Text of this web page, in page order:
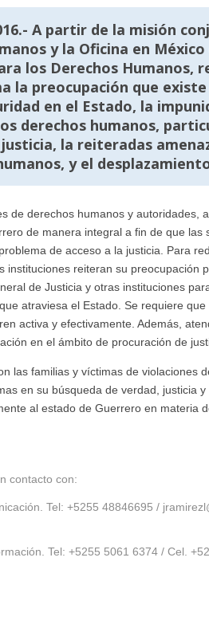
A partir de la misión
y la Oficina en
los Derechos Humanos,
la preocupación que
en el Estado, la
derechos humanos,
la reiteradas
y el
de derechos humanos y autoridades,
de manera integral a fin de que las
de acceso a la justicia. Para
reiteran su preocupación
de Justicia y otras instituciones
atraviesa el Estado. Se requiere
activa y efectivamente. Además,
en el ámbito de procuración de
las familias y víctimas de violaciones
en su búsqueda de verdad, justicia y
al estado de Guerrero en materia
contacto con:
Tel: +5255 48846695 /
Tel: +5255 5061 6374 / Cel.